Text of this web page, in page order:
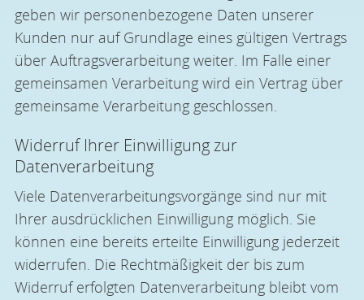
geben wir personenbezogene Daten unserer
Kunden nur auf Grundlage eines gültigen Vertrags
über Auftragsverarbeitung weiter. Im Falle einer
gemeinsamen Verarbeitung wird ein Vertrag über
gemeinsame Verarbeitung geschlossen.
Widerruf Ihrer Einwilligung zur
Datenverarbeitung
Viele Datenverarbeitungsvorgänge sind nur mit
Ihrer ausdrücklichen Einwilligung möglich. Sie
können eine bereits erteilte Einwilligung jederzeit
widerrufen. Die Rechtmäßigkeit der bis zum
Widerruf erfolgten Datenverarbeitung bleibt vom